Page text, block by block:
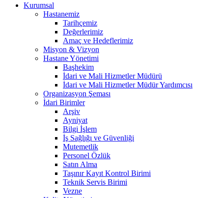
Kurumsal
Hastanemiz
Tarihçemiz
Değerlerimiz
Amaç ve Hedeflerimiz
Misyon & Vizyon
Hastane Yönetimi
Başhekim
İdari ve Mali Hizmetler Müdürü
İdari ve Mali Hizmetler Müdür Yardımcısı
Organizasyon Şeması
İdari Birimler
Arşiv
Ayniyat
Bilgi İşlem
İş Sağlığı ve Güvenliği
Mutemetlik
Personel Özlük
Satın Alma
Taşınır Kayıt Kontrol Birimi
Teknik Servis Birimi
Vezne